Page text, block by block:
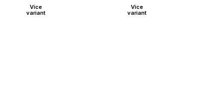
Více
variant
Více
variant